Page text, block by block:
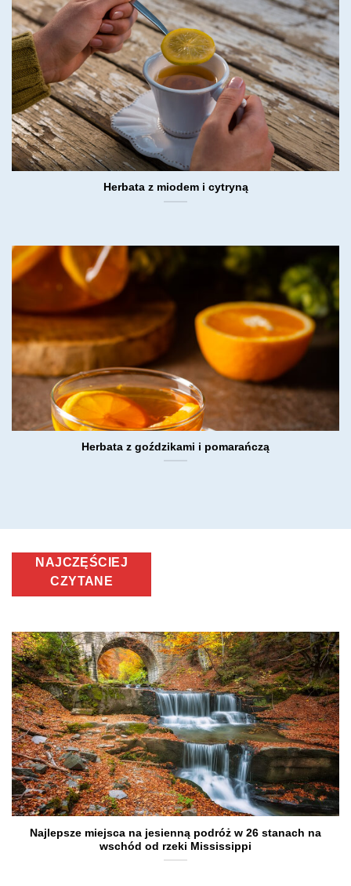
Herbata z miodem i cytryną
Herbata z goździkami i pomarańczą
NAJCZĘŚCIEJ
CZYTANE
Najlepsze miejsca na jesienną podróż w 26 stanach na
wschód od rzeki Mississippi